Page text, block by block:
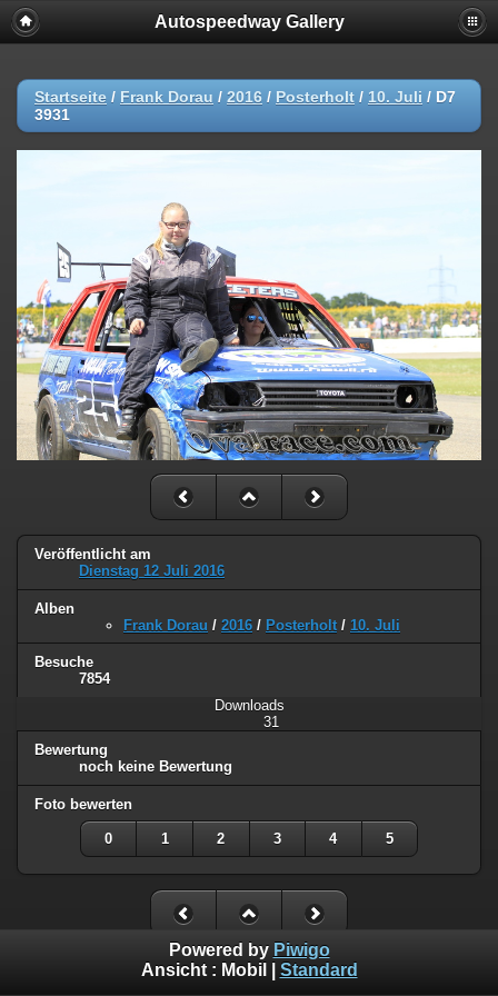
Autospeedway Gallery
Startseite / Frank Dorau / 2016 / Posterholt / 10. Juli / D7
3931
Veröffentlicht am
Dienstag 12 Juli 2016
Alben
Frank Dorau / 2016 / Posterholt / 10. Juli
Besuche
7854
Downloads
31
Bewertung
noch keine Bewertung
Foto bewerten
0 1 2 3 4 5
Powered by Piwigo
Ansicht : Mobil Standard